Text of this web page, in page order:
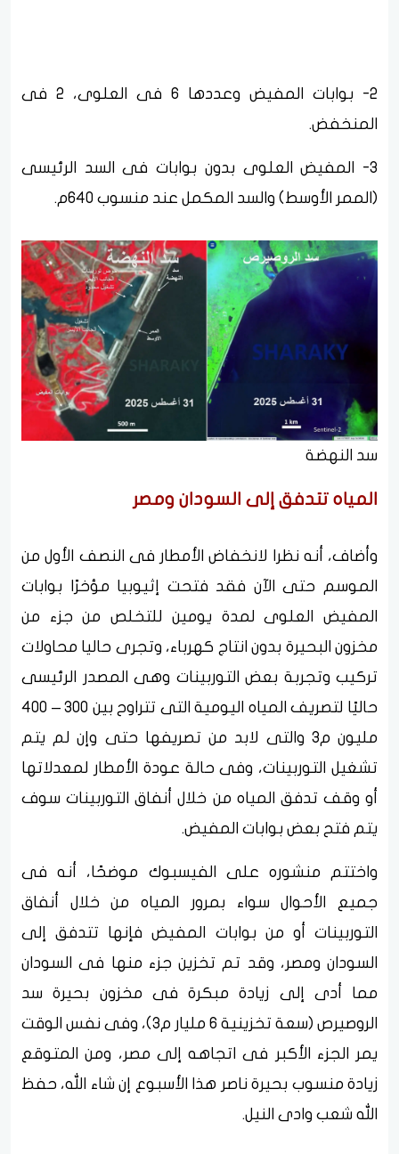
2- بوابات المفيض وعددها 6 فى العلوى، 2 فى
المنخفض.
3- المفيض العلوى بدون بوابات فى السد الرئيسى
(الممر الأوسط) والسد المكمل عند منسوب 640م.
سد النهضة
المياه تتدفق إلى السودان ومصر
وأضاف، أنه نظرا لانخفاض الأمطار فى النصف الأول من
الموسم حتى الآن فقد فتحت إثيوبيا مؤخرًا بوابات
المفيض العلوى لمدة يومين للتخلص من جزء من
مخزون البحيرة بدون انتاج كهرباء، وتجرى حاليا محاولات
تركيب وتجربة بعض التوربينات وهى المصدر الرئيسى
حاليًا لتصريف المياه اليومية التى تتراوح بين 300 – 400
مليون م3 والتى لابد من تصريفها حتى وإن لم يتم
تشغيل التوربينات، وفى حالة عودة الأمطار لمعدلاتها
أو وقف تدفق المياه من خلال أنفاق التوربينات سوف
يتم فتح بعض بوابات المفيض.
واختتم منشوره على الفيسبوك موضحًا، أنه فى
جميع الأحوال سواء بمرور المياه من خلال أنفاق
التوربينات أو من بوابات المفيض فإنها تتدفق إلى
السودان ومصر، وقد تم تخزين جزء منها فى السودان
مما أدى إلى زيادة مبكرة فى مخزون بحيرة سد
الروصيرص (سعة تخزينية 6 مليار م3)، وفى نفس الوقت
يمر الجزء الأكبر فى اتجاهه إلى مصر، ومن المتوقع
زيادة منسوب بحيرة ناصر هذا الأسبوع إن شاء الله، حفظ
الله شعب وادى النيل.